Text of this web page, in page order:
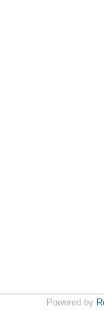
Powered by